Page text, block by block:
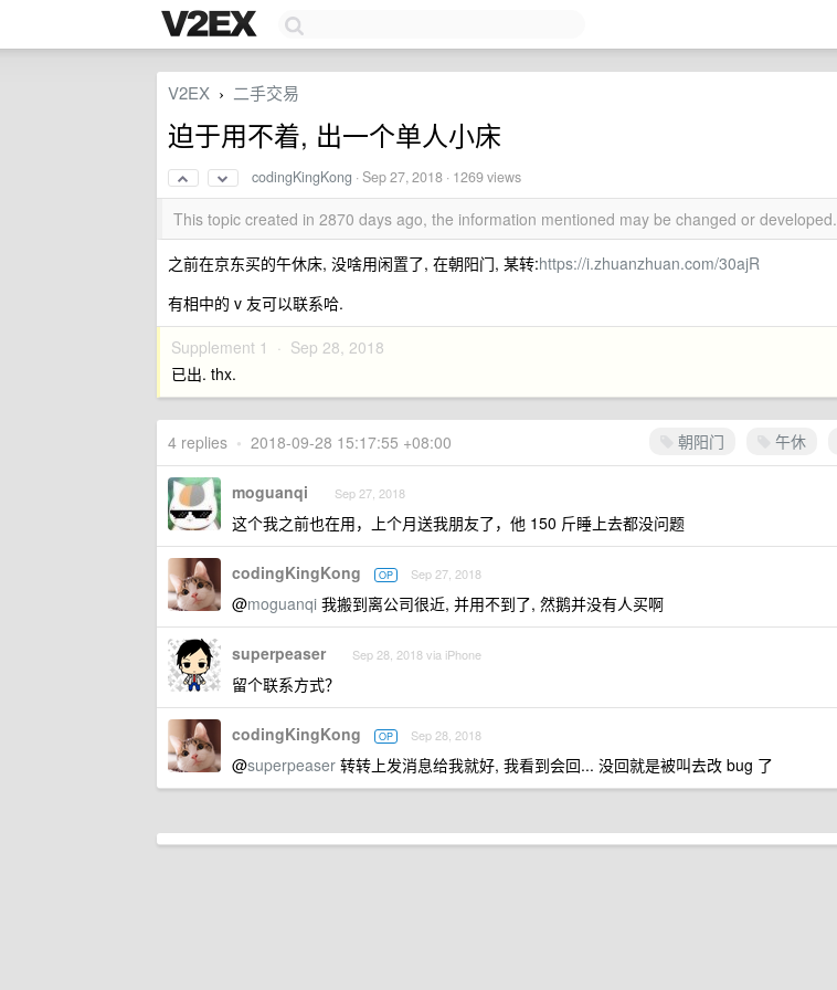
V2EX › 二手交易
迫于用不着, 出一个单人小床
codingKingKong ·Sep 27, 2018 · 1269 views
This topic created in 2870 days ago, the information mentioned may be changed or developed.
之前在京东买的午休床, 没啥用闲置了, 在朝阳门, 某转:https://i.zhuanzhuan.com/30ajR
有相中的 v 友可以联系哈.
Supplement 1 · Sep 28, 2018
已出. thx.
朝阳门 午休
4 replies • 2018-09-28 15:17:55 +08:00
moguanqi Sep 27, 2018
这个我之前也在用，上个月送我朋友了，他 150 斤睡上去都没问题
codingKingKong OP Sep 27, 2018
@moguanqi 我搬到离公司很近, 并用不到了, 然鹅并没有人买啊
superpeaser Sep 28, 2018 via iPhone
留个联系方式？
codingKingKong OP Sep 28, 2018
@superpeaser 转转上发消息给我就好, 我看到会回... 没回就是被叫去改 bug 了